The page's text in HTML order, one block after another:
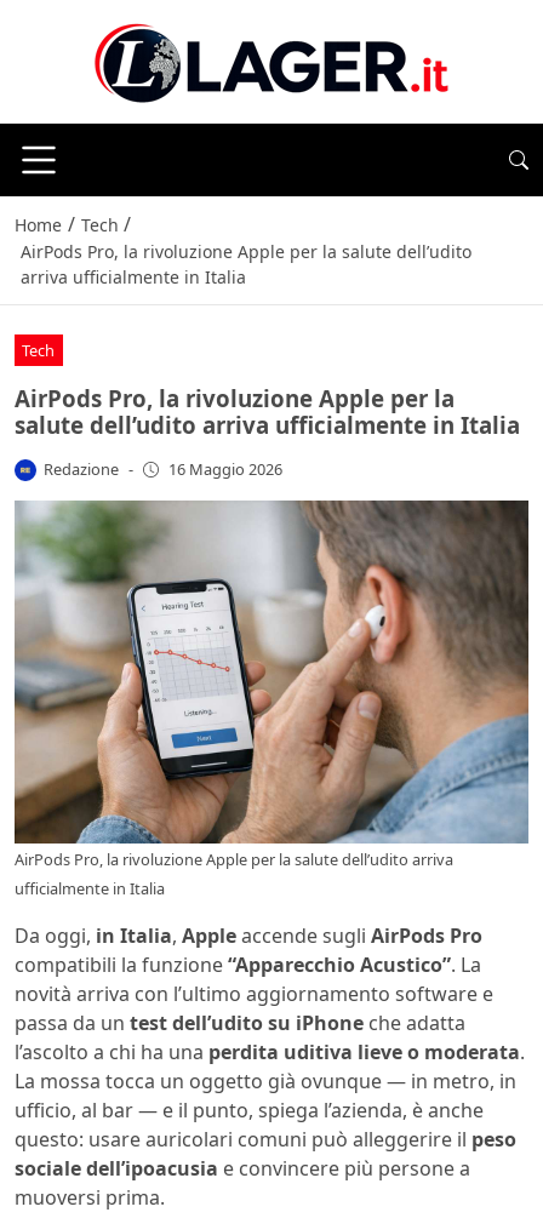
Home / Tech /
AirPods Pro, la rivoluzione Apple per la salute dell’udito
arriva ufficialmente in Italia
Tech
AirPods Pro, la rivoluzione Apple per la
salute dell’udito arriva ufficialmente in Italia
Redazione - 16 Maggio 2026
AirPods Pro, la rivoluzione Apple per la salute dell’udito arriva
ufficialmente in Italia
Da oggi, in Italia, Appleaccende sugli AirPods Pro
compatibili la funzione“Apparecchio Acustico”. La
novità arriva con l’ultimo aggiornamento software e
passa da un test dell’udito su iPhone che adatta
l’ascolto a chi ha una perdita uditiva lieve o moderata.
La mossa tocca un oggetto già ovunque — in metro, in
ufficio, al bar — e il punto, spiega l’azienda, è anche
questo: usare auricolari comuni può alleggerire il peso
sociale dell’ipoacusia e convincere più persone a
muoversi prima.